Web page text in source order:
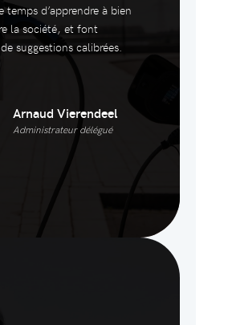
temps d’apprendre à bien
la société, et font
suggestions calibrées.
Arnaud Vierendeel
Administrateur délégué